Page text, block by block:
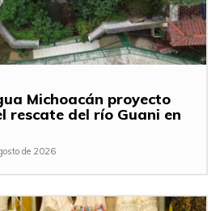
Michoacán proyecto
rescate del río Guani en
de 2026